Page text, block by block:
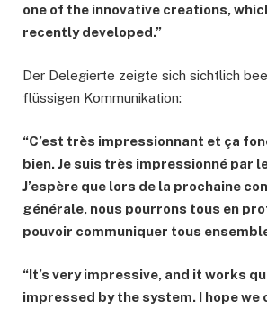
one of the innovative creations,
recently developed.”
Der Delegierte zeigte sich sichtlich
flüssigen Kommunikation:
“C’est très impressionnant et ça
bien. Je suis très impressionné par
J’espère que lors de la prochaine
générale, nous pourrons tous en
pouvoir communiquer tous
“It’s very impressive, and it works
impressed by the system. I hope we